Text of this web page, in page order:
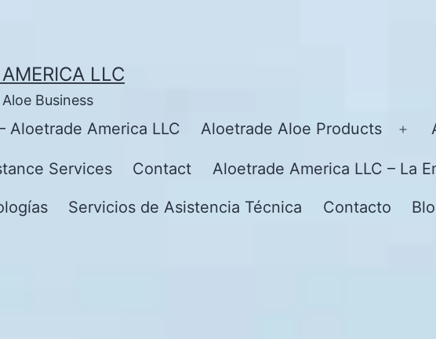
LLC
Business
Aloetrade America LLC Aloetrade Aloe Products
Services Contact Aloetrade America LLC – La
Servicios de Asistencia Técnica Contacto